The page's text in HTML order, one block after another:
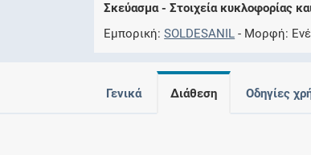
Σκεύασμα - Στοιχεία κυκλοφορίας
Εμπορική SOLDESANIL Μορφή
Γενικά Διάθεση Οδηγίες